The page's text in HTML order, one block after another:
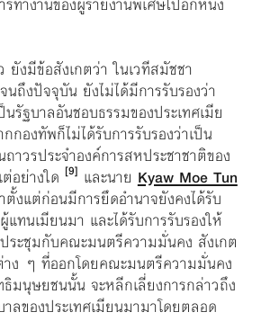
งมีข้อสังเกตว่า ในเวทีสมัชชา
ถึงปัจจุบัน ยังไม่ได้มีการรับรองว่า
รัฐบาลอันชอบธรรมของประเทศเมีย
กองทัพก็ไม่ได้รับการรับรองว่าเป็น
วรประจำองค์การสหประชาชาติของ
อย่างใด [9] และนาย Kyaw Moe Tun
งแต่ก่อนมีการยึดอำนาจยังคงได้รับ
แทนเมียนมา และได้รับการรับรองให้
ประชุมกับคณะมนตรีความมั่นคง สังเกต
าง ๆ ที่ออกโดยคณะมนตรีความมั่นคง
มนุษยชนนั้น จะหลีกเลี่ยงการกล่าวถึง
ลของประเทศเมียนมามาโดยตลอด